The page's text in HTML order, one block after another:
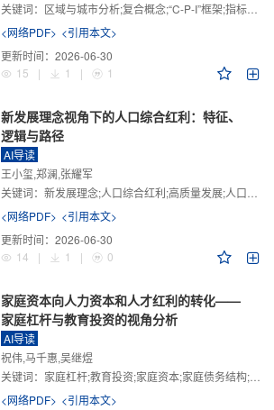
关键词： 区域与城市分析;复合概念;“C-P-I”框架;指标体系
<网络PDF> <引用本文>
更新时间： 2026-06-30
15
| 1 | 1
新发展理念视角下的人口综合红利：特征、
逻辑与路径
AI导读
王小玺,郑澜,张耀军
关键词： 新发展理念;人口综合红利;高质量发展;人口政策;中国式现代化
<网络PDF> <引用本文>
更新时间： 2026-06-30
14
| 1 | 0
家庭资本向人力资本和人才红利的转化——
家庭杠杆与教育投资的视角分析
AI导读
祝伟,马千惠,吴继煜
关键词： 家庭杠杆;教育投资;家庭资本;家庭债务结构;CHFS
<网络PDF> <引用本文>